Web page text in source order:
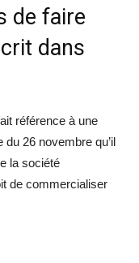
de faire
dans
référence à une
26 novembre qu’il
la société
de commercialiser